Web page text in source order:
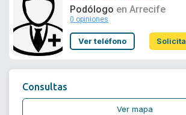
Soporte
Podólogo en Arrecife
0 opiniones
Ver teléfono
Consultas
Ver mapa